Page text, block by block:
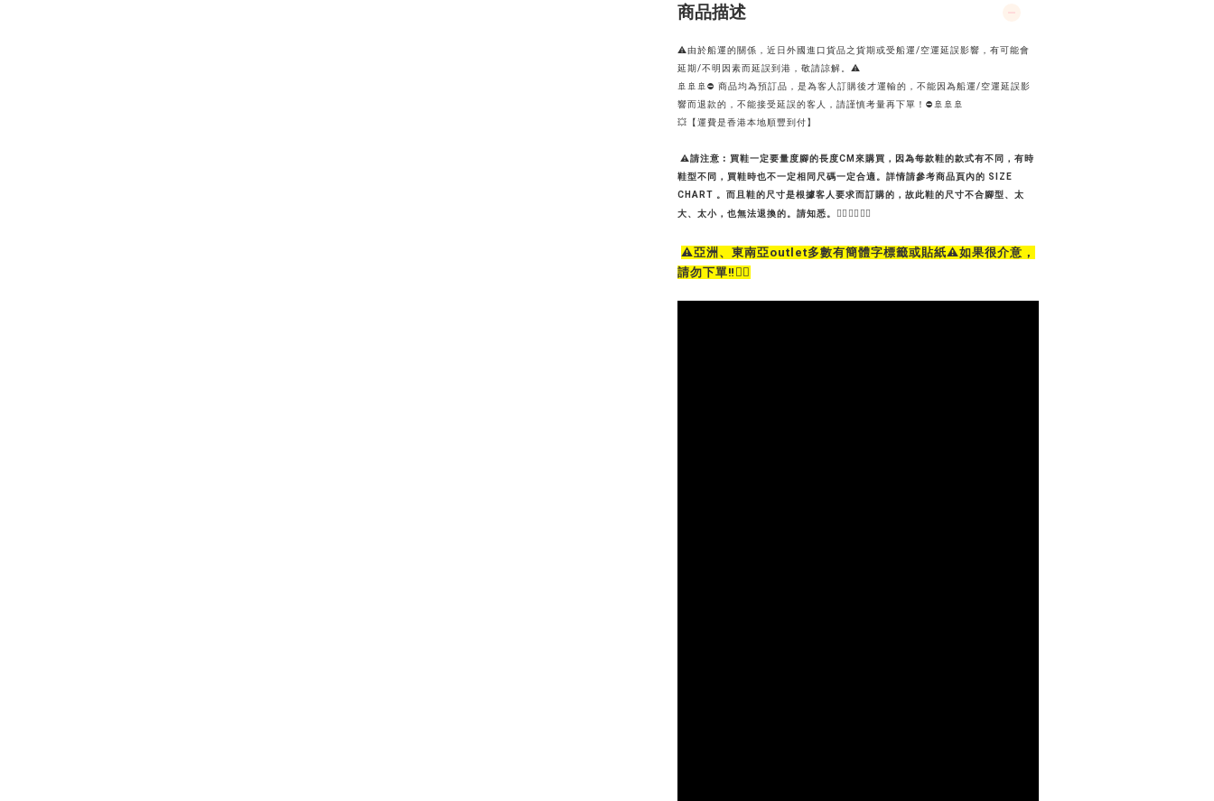
商品描述
⚠️由於船運的關係，近日外國進口貨品之貨期或受船運/空運延誤影響，有可能會
延期/不明因素而延誤到港，敬請諒解。⚠️
🚢🚢🚢⛔ 商品均為預訂品，是為客人訂購後才運輸的，不能因為船運/空運延誤影
響而退款的，不能接受延誤的客人，請謹慎考量再下單！⛔🚢🚢🚢
💥【運費是香港本地順豐到付】
⚠請注意︰買鞋一定要量度腳的長度CM來購買，因為每款鞋的款式有不同，有時
鞋型不同，買鞋時也不一定相同尺碼一定合適。詳情請參考商品頁內的 SIZE
CHART 。而且鞋的尺寸是根據客人要求而訂購的，故此鞋的尺寸不合腳型、太
大、太小，也無法退換的。請知悉。🙇‍♀️🙇‍♀️🙇‍♀️
⚠️亞洲、東南亞outlet多數有簡體字標籤或貼紙⚠️如果很介意，
請勿下單‼️🙇‍♀️